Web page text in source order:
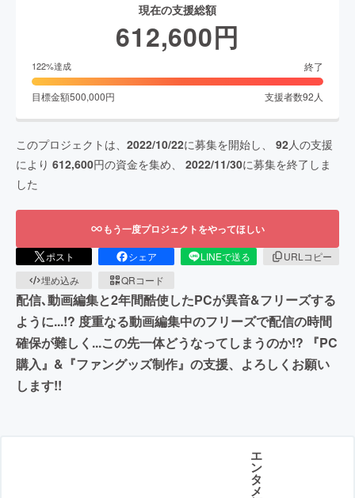
現在の支援総額
612,600円
122%達成 終了
目標金額500,000円 支援者数92 人
このプロジェクトは、 2022/10/22に募集を開始し、 92人の支援
により 612,600円の資金を集め、 2022/11/30に募集を終了しま
した
もう一度プロジェクトをやってほしい
ポスト シェア LINEで送る
URLコピー
埋め込み
QRコード
配信､動画編集と2年間酷使したPCが異音&フリーズする
ように...!? 度重なる動画編集中のフリーズで配信の時間
確保が難しく...この先一体どうなってしまうのか!? 『PC
購入』&『ファングッズ制作』の支援、よろしくお願い
します!!
エ
ン
タ
メ